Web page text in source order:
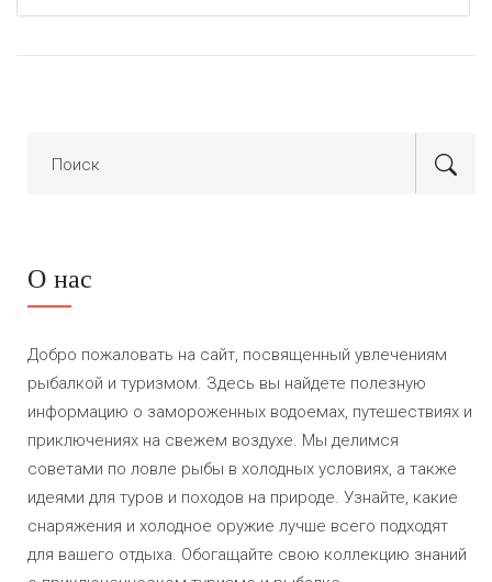
О нас
Добро пожаловать на сайт, посвященный увлечениям
рыбалкой и туризмом. Здесь вы найдете полезную
информацию о замороженных водоемах, путешествиях и
приключениях на свежем воздухе. Мы делимся
советами по ловле рыбы в холодных условиях, а также
идеями для туров и походов на природе. Узнайте, какие
снаряжения и холодное оружие лучше всего подходят
для вашего отдыха. Обогащайте свою коллекцию знаний